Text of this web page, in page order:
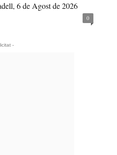
6 de Agost de 2026
0
-